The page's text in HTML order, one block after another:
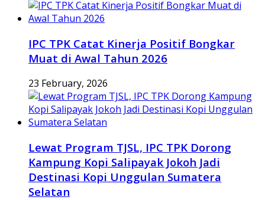
IPC TPK Catat Kinerja Positif Bongkar
Muat di Awal Tahun 2026
23 February, 2026
Lewat Program TJSL, IPC TPK Dorong
Kampung Kopi Salipayak Jokoh Jadi
Destinasi Kopi Unggulan Sumatera
Selatan